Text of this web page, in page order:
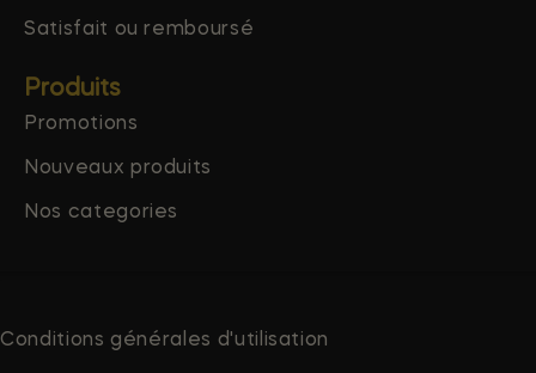
Satisfait ou remboursé
Produits
Promotions
Nouveaux produits
Nos categories
Conditions générales d'utilisation